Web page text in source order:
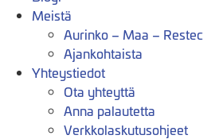
Meistä
Aurinko – Maa – Restec
Ajankohtaista
Yhteystiedot
Ota yhteyttä
Anna palautetta
Verkkolaskutusohjeet